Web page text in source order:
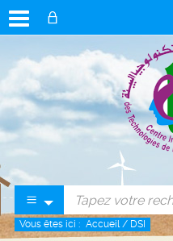
Vous êtes ici : Accueil / DSI